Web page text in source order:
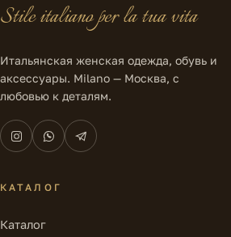
Stile italiano per la tua vita
Итальянская женская одежда, обувь и
аксессуары. Milano — Москва, с
любовью к деталям.
КАТАЛОГ
Каталог